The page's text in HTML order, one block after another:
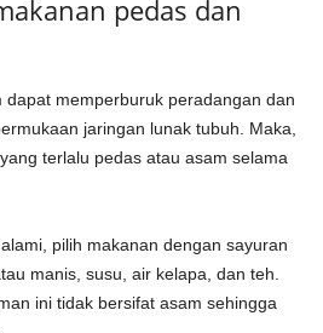
pedas dan
dapat memperburuk peradangan dan
jaringan lunak tubuh. Maka,
terlalu pedas atau asam selama
pilih makanan dengan sayuran
manis, susu, air kelapa, dan teh.
ini tidak bersifat asam sehingga